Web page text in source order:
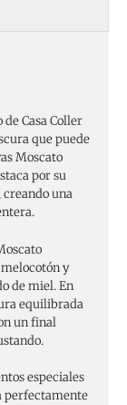
Casa Coller
que puede
Moscato
por su
una
y
de miel. En
equilibrada
un final
especiales
perfectamente